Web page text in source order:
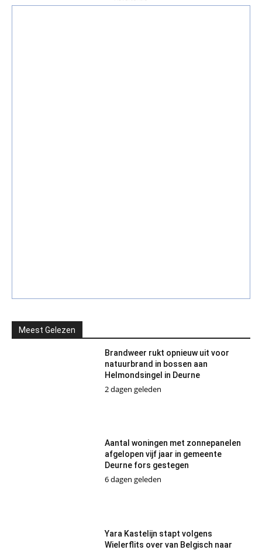
Meest Gelezen
Brandweer rukt opnieuw uit voor
natuurbrand in bossen aan
Helmondsingel in Deurne
2 dagen geleden
Aantal woningen met zonnepanelen
afgelopen vijf jaar in gemeente
Deurne fors gestegen
6 dagen geleden
Yara Kastelijn stapt volgens
Wielerflits over van Belgisch naar